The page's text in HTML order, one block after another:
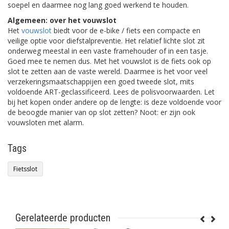
soepel en daarmee nog lang goed werkend te houden.
Algemeen: over het vouwslot
Het vouwslot biedt voor de e-bike / fiets een compacte en
veilige optie voor diefstalpreventie. Het relatief lichte slot zit
onderweg meestal in een vaste framehouder of in een tasje.
Goed mee te nemen dus. Met het vouwslot is de fiets ook op
slot te zetten aan de vaste wereld. Daarmee is het voor veel
verzekeringsmaatschappijen een goed tweede slot, mits
voldoende ART-geclassificeerd. Lees de polisvoorwaarden. Let
bij het kopen onder andere op de lengte: is deze voldoende voor
de beoogde manier van op slot zetten? Noot: er zijn ook
vouwsloten met alarm.
Tags
Fietsslot
Gerelateerde producten